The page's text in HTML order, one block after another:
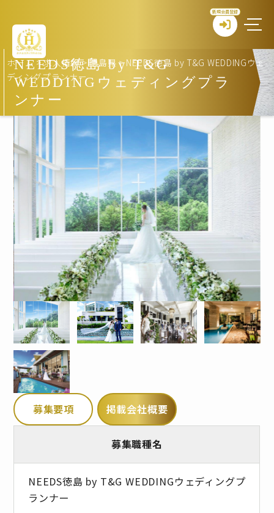
新規会員登録
NEEDS徳島 by T&G
WEDDINGウェディングプラ
ンナー
ホーム >求人情報>徳島県>NEEDS徳島 by T&G WEDDINGウェ
ディングプランナー
募集要項 掲載会社概要
募集職種名
NEEDS徳島 by T&G WEDDINGウェディングプ
ランナー